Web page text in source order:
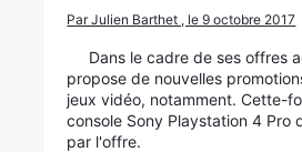
Par Julien Barthet , le 9 octobre 2017
Dans le cadre de ses offres
propose de nouvelles
jeux vidéo, notamment. Cette-
console Sony Playstation 4 Pro
par l'offre.